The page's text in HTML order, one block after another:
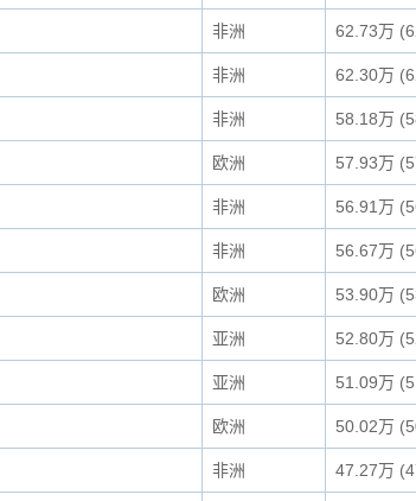
非洲 62.73万
非洲 62.30万
非洲 58.18万
欧洲 57.93万
非洲 56.91万
非洲 56.67万
欧洲 53.90万
亚洲 52.80万
亚洲 51.09万
欧洲 50.02万
非洲 47.27万